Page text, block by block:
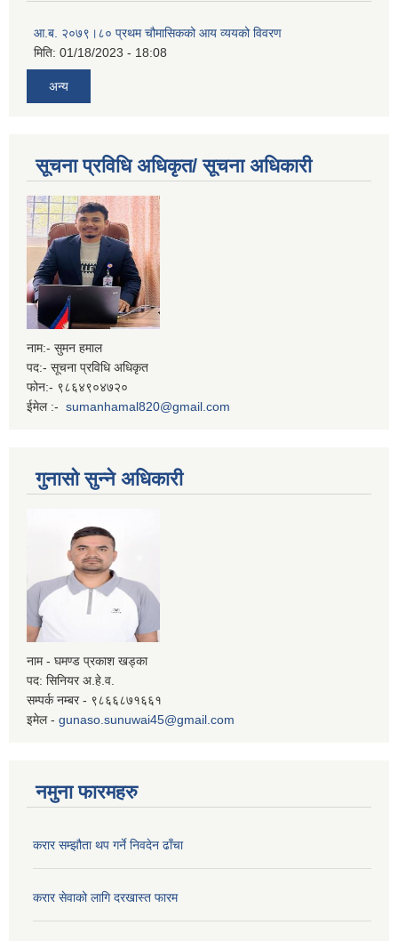
आ.ब. २०७९।८० प्रथम चौमासिकको आय व्ययको विवरण
मिति: 01/18/2023 - 18:08
अन्य
सूचना प्रविधि अधिकृत/ सूचना अधिकारी
नाम:- सुमन हमाल
पद:- सूचना प्रविधि अधिकृत
फोन:- ९८६४९०४७२०
ईमेल :- sumanhamal820@gmail.com
गुनासो सुन्ने अधिकारी
नाम - घमण्ड प्रकाश खड्का
पद: सिनियर अ.हे.व.
सम्पर्क नम्बर - ९८६६८७१६६१
इमेल - gunaso.sunuwai45@gmail.com
नमुना फारमहरु
करार सम्झौता थप गर्ने निवदेन ढाँचा
करार सेवाको लागि दरखास्त फारम